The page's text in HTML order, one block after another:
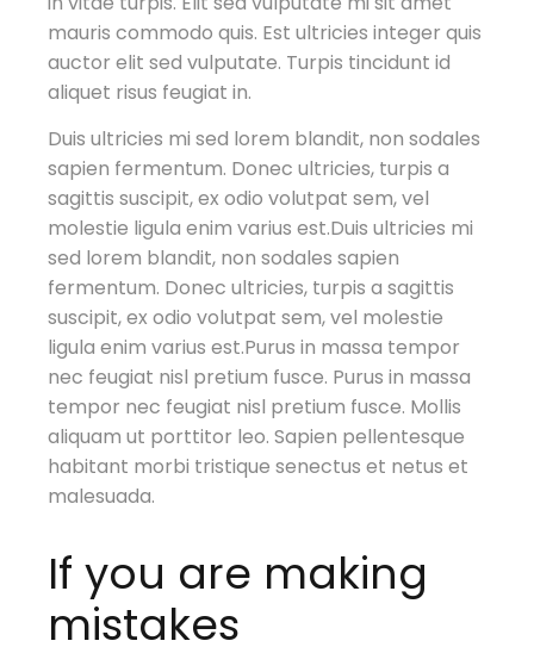
mauris commodo quis. Est ultricies integer quis
auctor elit sed vulputate. Turpis tincidunt id
aliquet risus feugiat in.
Duis ultricies mi sed lorem blandit, non sodales
sapien fermentum. Donec ultricies, turpis a
sagittis suscipit, ex odio volutpat sem, vel
molestie ligula enim varius est.Duis ultricies mi
sed lorem blandit, non sodales sapien
fermentum. Donec ultricies, turpis a sagittis
suscipit, ex odio volutpat sem, vel molestie
ligula enim varius est.Purus in massa tempor
nec feugiat nisl pretium fusce. Purus in massa
tempor nec feugiat nisl pretium fusce. Mollis
aliquam ut porttitor leo. Sapien pellentesque
habitant morbi tristique senectus et netus et
malesuada.
If you are making
mistakes